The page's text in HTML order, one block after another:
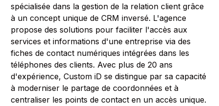
spécialisée dans la gestion de la relation client grâce
à un concept unique de CRM inversé. L'agence
propose des solutions pour faciliter l'accès aux
services et informations d'une entreprise via des
fiches de contact numériques intégrées dans les
téléphones des clients. Avec plus de 20 ans
d'expérience, Custom iD se distingue par sa capacité
à moderniser le partage de coordonnées et à
centraliser les points de contact en un accès unique.